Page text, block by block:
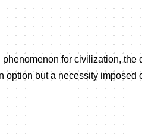
for civilization, the
option but a necessity imposed